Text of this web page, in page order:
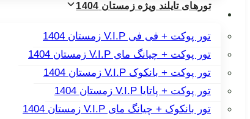
تورهای تایلند ویژه زمستان 1404
تور پوکت + فی فی V.I.P زمستان 1404
تور پوکت + چیانگ مای V.I.P زمستان 1404
تور پوکت + بانکوک V.I.P زمستان 1404
تور پوکت + پاتایا V.I.P زمستان 1404
تور بانکوک + چیانگ مای V.I.P زمستان 1404